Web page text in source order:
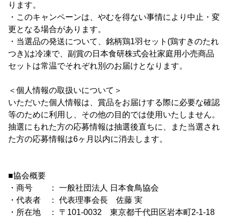
ります。
・このキャンペーンは、やむを得ない事情により中止・変
更となる場合があります。
・当選品の発送について、銘柄鶏1羽セット(鶏すきのたれ
つき)は冷凍で、副賞の日本食研株式会社家庭用小売商品
セットは常温でそれぞれ別のお届けとなります。
＜個人情報の取扱いについて＞
いただいた個人情報は、賞品をお届けする際に必要な確認
等のために利用し、その他の目的では使用いたしません。
抽選にもれた方の応募情報は抽選後直ちに、また当選され
た方の応募情報は6ヶ月以内に消去します。
■協会概要
・商号 ： 一般社団法人 日本食鳥協会
・代表者 ： 代表理事会長 佐藤 実
・所在地 ： 〒101-0032 東京都千代田区岩本町2-1-18